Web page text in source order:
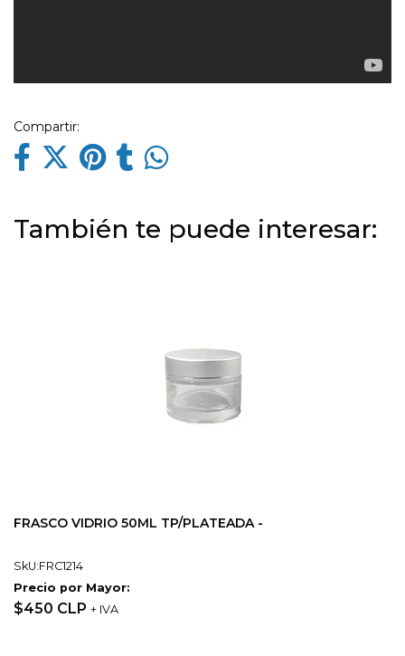
Compartir:
También te puede interesar:
FRASCO VIDRIO 50ML TP/PLATEADA -
SkU:FRC1214
Precio por Mayor:
$450 CLP + IVA